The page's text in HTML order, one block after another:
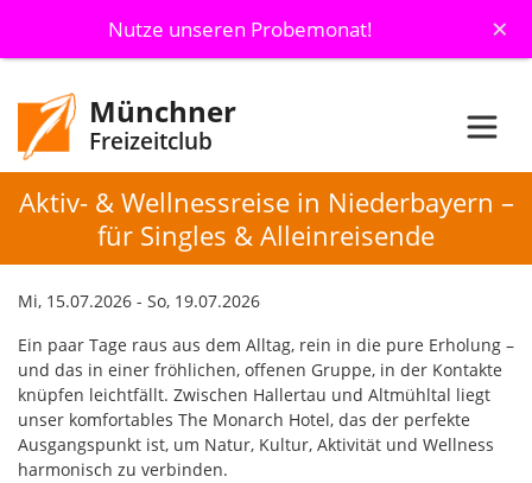
Nutze unseren Probemonat! ×
Münchner
Freizeitclub
Aktiv- & Wellnessreise in Niederbayern –
für Singles & Alleinreisende
Mi, 15.07.2026 - So, 19.07.2026
Ein paar Tage raus aus dem Alltag, rein in die pure Erholung –
und das in einer fröhlichen, offenen Gruppe, in der Kontakte
knüpfen leichtfällt. Zwischen Hallertau und Altmühltal liegt
unser komfortables The Monarch Hotel, das der perfekte
Ausgangspunkt ist, um Natur, Kultur, Aktivität und Wellness
harmonisch zu verbinden.